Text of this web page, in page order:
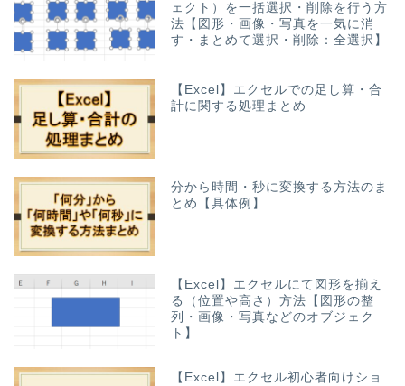
ェクト）を一括選択・削除を行う方
法【図形・画像・写真を一気に消
す・まとめて選択・削除：全選択】
【Excel】エクセルでの足し算・合
計に関する処理まとめ
分から時間・秒に変換する方法のま
とめ【具体例】
【Excel】エクセルにて図形を揃え
る（位置や高さ）方法【図形の整
列・画像・写真などのオブジェク
ト】
【Excel】エクセル初心者向けショ